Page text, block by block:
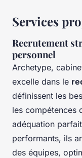
Services
Recrutement
personnel
Archetype,
excelle dans le
définissent les
les compétences
adéquation
performants, ils
des équipes,